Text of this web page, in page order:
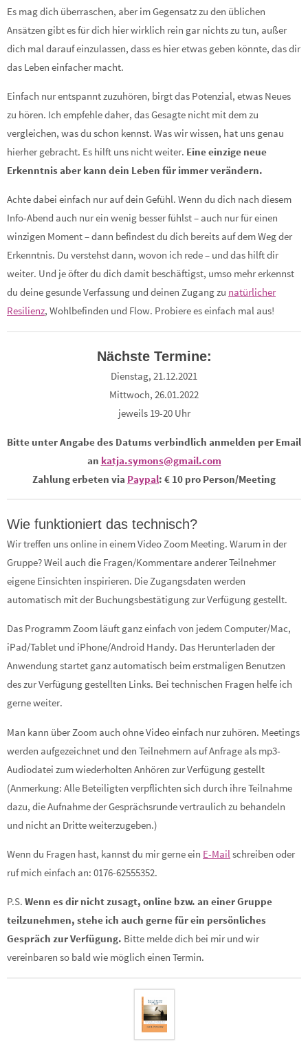
Es mag dich überraschen, aber im Gegensatz zu den üblichen
Ansätzen gibt es für dich hier wirklich rein gar nichts zu tun, außer
dich mal darauf einzulassen, dass es hier etwas geben könnte, das dir
das Leben einfacher macht.
Einfach nur entspannt zuzuhören, birgt das Potenzial, etwas Neues
zu hören. Ich empfehle daher, das Gesagte nicht mit dem zu
vergleichen, was du schon kennst. Was wir wissen, hat uns genau
hierher gebracht. Es hilft uns nicht weiter. Eine einzige neue
Erkenntnis aber kann dein Leben für immer verändern.
Achte dabei einfach nur auf dein Gefühl. Wenn du dich nach diesem
Info-Abend auch nur ein wenig besser fühlst – auch nur für einen
winzigen Moment – dann befindest du dich bereits auf dem Weg der
Erkenntnis. Du verstehst dann, wovon ich rede – und das hilft dir
weiter. Und je öfter du dich damit beschäftigst, umso mehr erkennst
du deine gesunde Verfassung und deinen Zugang zu natürlicher
Resilienz, Wohlbefinden und Flow. Probiere es einfach mal aus!
Nächste Termine:
Dienstag, 21.12.2021
Mittwoch, 26.01.2022
jeweils 19-20 Uhr
Bitte unter Angabe des Datums verbindlich anmelden per Email
an katja.symons@gmail.com
Zahlung erbeten via Paypal: € 10 pro Person/Meeting
Wie funktioniert das technisch?
Wir treffen uns online in einem Video Zoom Meeting. Warum in der
Gruppe? Weil auch die Fragen/Kommentare anderer Teilnehmer
eigene Einsichten inspirieren. Die Zugangsdaten werden
automatisch mit der Buchungsbestätigung zur Verfügung gestellt.
Das Programm Zoom läuft ganz einfach von jedem Computer/Mac,
iPad/Tablet und iPhone/Android Handy. Das Herunterladen der
Anwendung startet ganz automatisch beim erstmaligen Benutzen
des zur Verfügung gestellten Links. Bei technischen Fragen helfe ich
gerne weiter.
Man kann über Zoom auch ohne Video einfach nur zuhören. Meetings
werden aufgezeichnet und den Teilnehmern auf Anfrage als mp3-
Audiodatei zum wiederholten Anhören zur Verfügung gestellt
(Anmerkung: Alle Beteiligten verpflichten sich durch ihre Teilnahme
dazu, die Aufnahme der Gesprächsrunde vertraulich zu behandeln
und nicht an Dritte weiterzugeben.)
Wenn du Fragen hast, kannst du mir gerne ein E-Mailschreiben oder
ruf mich einfach an: 0176-62555352.
P.S. Wenn es dir nicht zusagt, online bzw. an einer Gruppe
teilzunehmen, stehe ich auch gerne für ein persönliches
Gespräch zur Verfügung. Bitte melde dich bei mir und wir
vereinbaren so bald wie möglich einen Termin.